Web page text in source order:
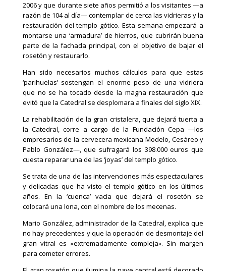
2006 y que durante siete años permitió a los visitantes —a
razón de 104 al día— contemplar de cerca las vidrieras y la
restauración del templo gótico. Esta semana empezará a
montarse una ‘armadura’ de hierros, que cubrirán buena
parte de la fachada principal, con el objetivo de bajar el
rosetón y restaurarlo.
Han sido necesarios muchos cálculos para que estas
‘parihuelas’ sostengan el enorme peso de una vidriera
que no se ha tocado desde la magna restauración que
evitó que la Catedral se desplomara a finales del siglo XIX.
La rehabilitación de la gran cristalera, que dejará tuerta a
la Catedral, corre a cargo de la Fundación Cepa —los
empresarios de la cervecera mexicana Modelo, Cesáreo y
Pablo González—, que sufragará los 398.000 euros que
cuesta reparar una de las ‘joyas’ del templo gótico.
Se trata de una de las intervenciones más espectaculares
y delicadas que ha visto el templo gótico en los últimos
años. En la ‘cuenca’ vacía que dejará el rosetón se
colocará una lona, con el nombre de los mecenas.
Mario González, administrador de la Catedral, explica que
no hay precedentes y que la operación de desmontaje del
gran vitral es «extremadamente compleja». Sin margen
para cometer errores.